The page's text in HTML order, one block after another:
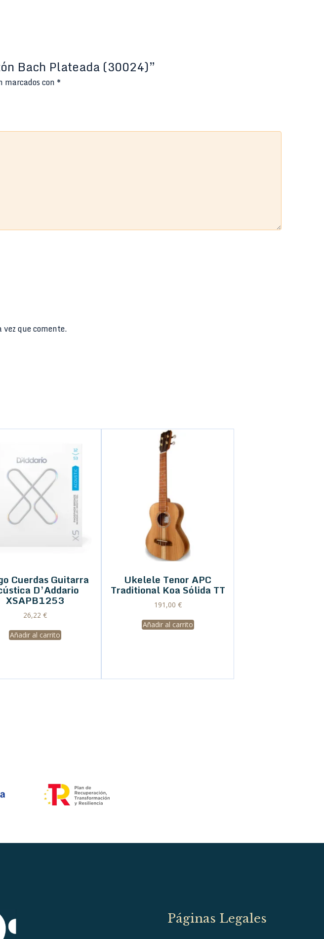
Bach Plateada (30024)”
marcados con *
que comente.
Cuerdas Guitarra
D’Addario
XSAPB1253
26,22 €
Añadir al carrito
Ukelele Tenor APC
Traditional Koa Sólida TT
191,00 €
Añadir al carrito
Páginas Legales